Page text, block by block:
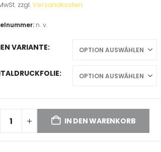
zzgl. Versandkosten
n. v.
VARIANTE
IN DEN WARENKORB